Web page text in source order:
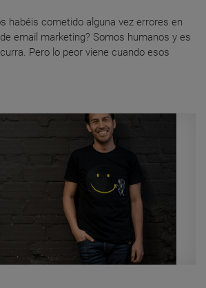
habéis cometido alguna vez errores en
email marketing? Somos humanos y es
Pero lo peor viene cuando esos